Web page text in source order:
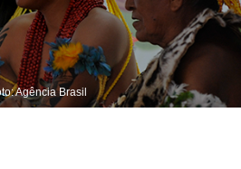
Agência Brasil